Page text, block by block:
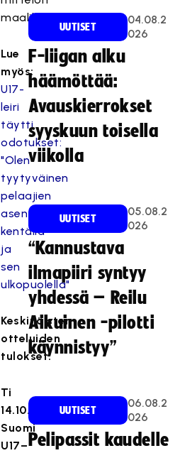
maalikoosteet.
Lue
myös:
U17-
leiri
täytti
odotukset:
"Olen
tyytyväinen
pelaajien
asenteeseen
kentällä
ja
sen
ulkopuolella"
Keskinäisten
otteluiden
tulokset:
Ti
14.10.
Suomi
U17–
UUTISET
04.08.2
026
F-liigan alku
häämöttää:
Avauskierrokset
syyskuun toisella
viikolla
UUTISET
05.08.2
026
“Kannustava
ilmapiiri syntyy
yhdessä – Reilu
Aikuinen -pilotti
käynnistyy”
UUTISET
06.08.2
026
Pelipassit kaudelle